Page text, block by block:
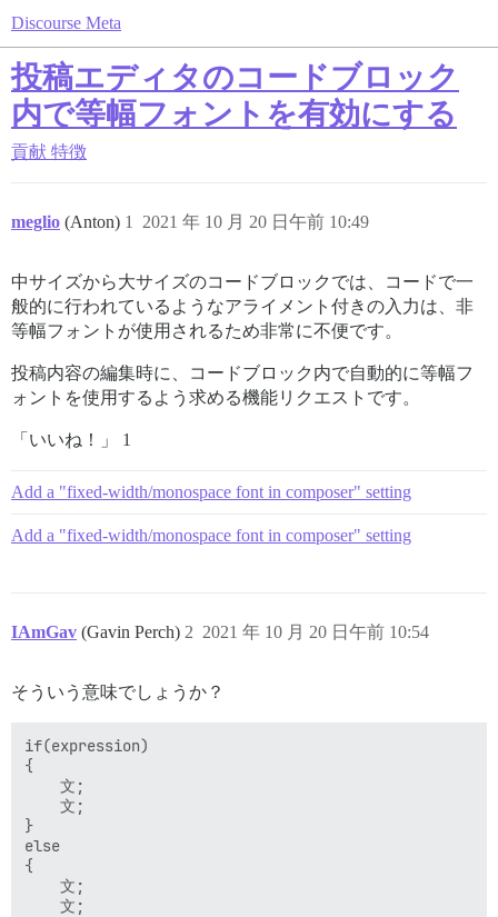
Discourse Meta
投稿エディタのコードブロック
内で等幅フォントを有効にする
貢献 特徴
meglio (Anton) 2021 年 10 月 20 日午前 10:49
1
中サイズから大サイズのコードブロックでは、コードで一
般的に行われているようなアライメント付きの入力は、非
等幅フォントが使用されるため非常に不便です。
投稿内容の編集時に、コードブロック内で自動的に等幅フ
ォントを使用するよう求める機能リクエストです。
「いいね！」 1
Add a "fixed-width/monospace font in composer" setting
Add a "fixed-width/monospace font in composer" setting
IAmGav (Gavin Perch) 2021 年 10 月 20 日午前 10:54
2
そういう意味でしょうか？
if(expression)
{
    文;
    文;
}
else
{
    文;
    文;